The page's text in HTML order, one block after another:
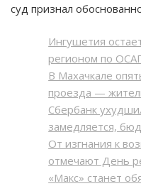
суд признал
Ингушетия
регионом по
В Махачкале
проезда —
Сбербанк
замедляется,
От изгнания к
отмечают День
«Макс» станет